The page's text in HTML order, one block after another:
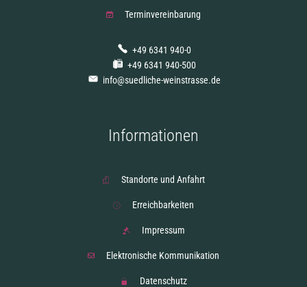
Terminvereinbarung
+49 6341 940-0
+49 6341 940-500
info@suedliche-weinstrasse.de
Informationen
Standorte und Anfahrt
Erreichbarkeiten
Impressum
Elektronische Kommunikation
Datenschutz